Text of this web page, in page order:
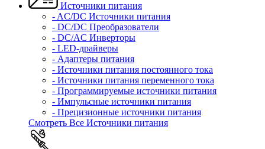
Источники питания
- AC/DC Источники питания
- DC/DC Преобразователи
- DC/AC Инверторы
- LED-драйверы
- Адаптеры питания
- Источники питания постоянного тока
- Источники питания переменного тока
- Программируемые источники питания
- Импульсные источники питания
- Прецизионные источники питания
Смотреть Все Источники питания